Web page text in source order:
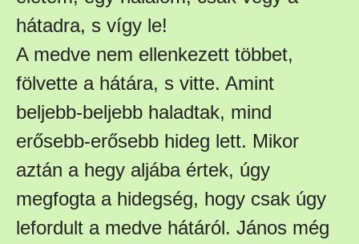
hátadra, s vígy le!
A medve nem ellenkezett többet,
fölvette a hátára, s vitte. Amint
beljebb-beljebb haladtak, mind
erősebb-erősebb hideg lett. Mikor
aztán a hegy aljába értek, úgy
megfogta a hidegség, hogy csak úgy
lefordult a medve hátáról. János még